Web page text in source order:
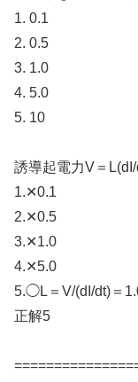
1. 0.1
2. 0.5
3. 1.0
4. 5.0
5. 10
誘導起電力V＝L(dI/
1.✕0.1
2.✕0.5
3.✕1.0
4.✕5.0
5.◯L＝V/(dI/dt)＝
正解5